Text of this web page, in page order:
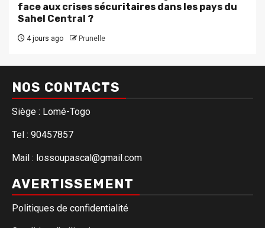
face aux crises sécuritaires dans les pays du
Sahel Central ?
4 jours ago Prunelle
NOS CONTACTS
Siège : Lomé-Togo
Tel : 90457857
Mail : lossoupascal@gmail.com
AVERTISSEMENT
Politiques de confidentialité